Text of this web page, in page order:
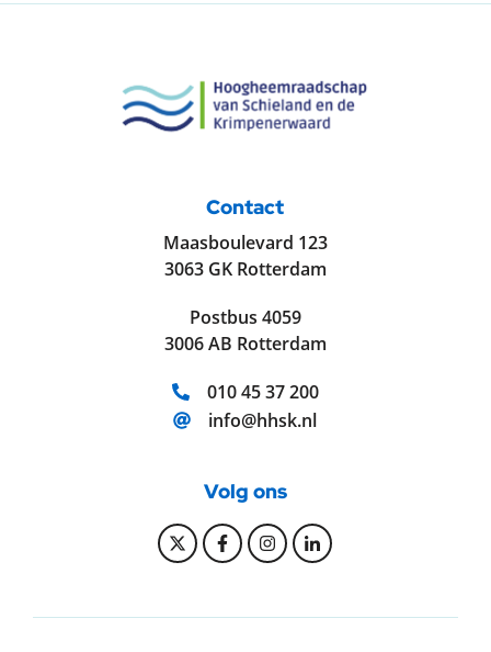
Contact
Maasboulevard 123
3063 GK Rotterdam
Postbus 4059
3006 AB Rotterdam
Telefoonnummer:
010 45 37 200
E-mailadres:
info@hhsk.nl
Volg ons
Bekijk onze Twitter pagina
Bekijk onze Facebook
Bekijk onze Instagram
Bekijk onze